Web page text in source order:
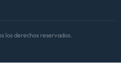
los derechos reservados.